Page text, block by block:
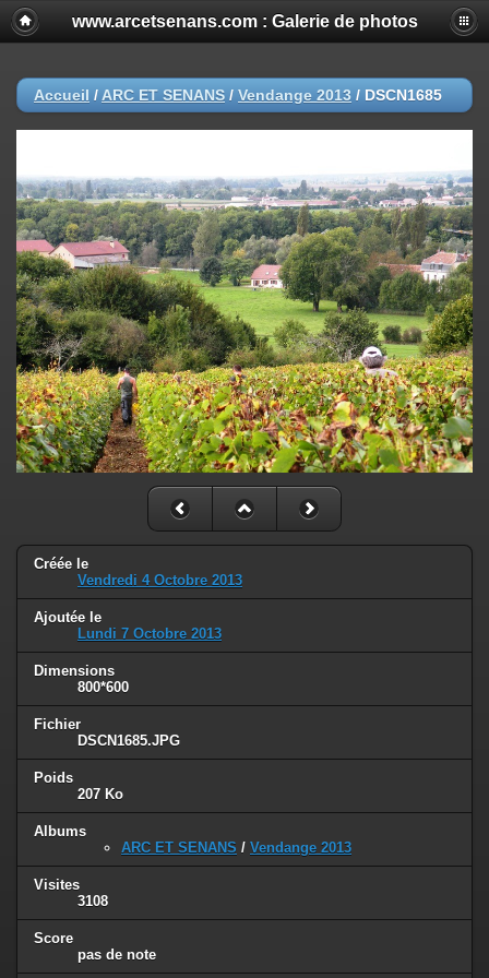
www.arcetsenans.com : Galerie de photos
Accueil / ARC ET SENANS / Vendange 2013 / DSCN1685
Créée le
Vendredi 4 Octobre 2013
Ajoutée le
Lundi 7 Octobre 2013
Dimensions
800*600
Fichier
DSCN1685.JPG
Poids
207 Ko
Albums
ARC ET SENANS / Vendange 2013
Visites
3108
Score
pas de note